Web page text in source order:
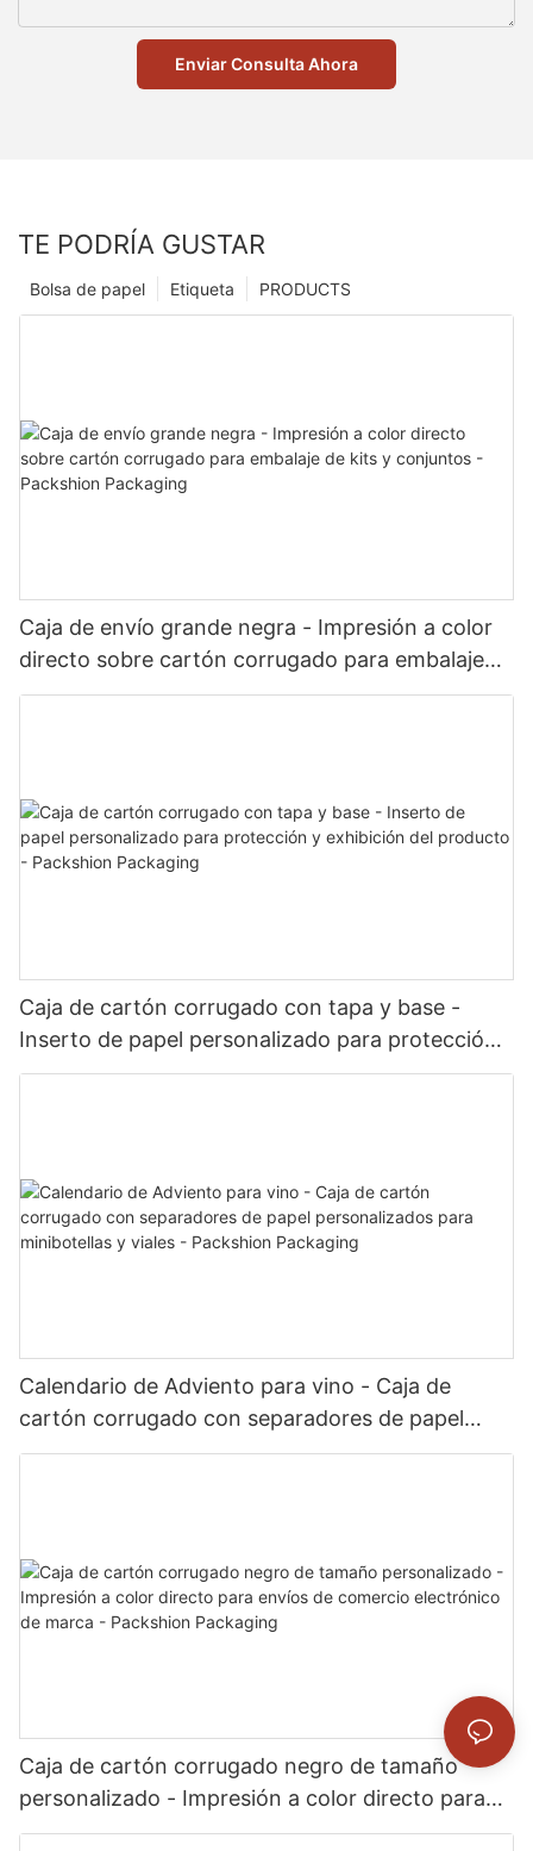
Enviar Consulta Ahora
TE PODRÍA GUSTAR
PRODUCTS
Etiqueta
Bolsa de papel
Caja de envío grande negra - Impresión a color
directo sobre cartón corrugado para embalaje
de kits y conjuntos - Packshion Packaging
Caja de cartón corrugado con tapa y base -
Inserto de papel personalizado para protección
y exhibición del producto - Packshion Packaging
Calendario de Adviento para vino - Caja de
cartón corrugado con separadores de papel
personalizados para minibotellas y viales -
Caja de cartón corrugado negro de tamaño
personalizado - Impresión a color directo para
envíos de comercio electrónico de marca -